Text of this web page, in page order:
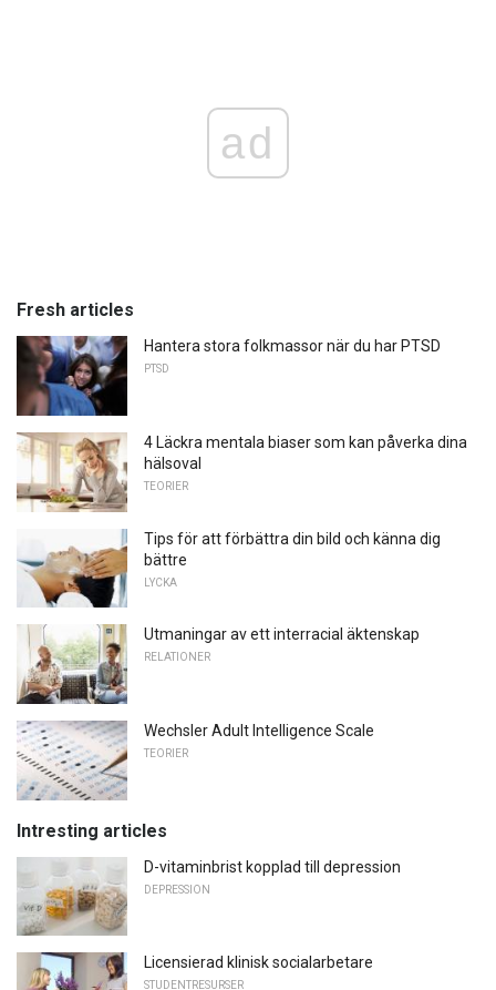
ad
Fresh articles
Hantera stora folkmassor när du har PTSD
PTSD
4 Läckra mentala biaser som kan påverka dina
hälsoval
TEORIER
Tips för att förbättra din bild och känna dig
bättre
LYCKA
Utmaningar av ett interracial äktenskap
RELATIONER
Wechsler Adult Intelligence Scale
TEORIER
Intresting articles
D-vitaminbrist kopplad till depression
DEPRESSION
Licensierad klinisk socialarbetare
STUDENTRESURSER